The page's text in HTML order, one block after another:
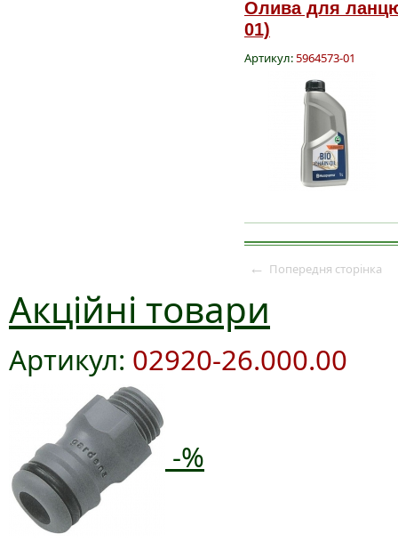
Олива для
01)
Артикул:5964573-01
← Попередня сторінка
Акційні товари
Артикул: 02920-26.000.00
-%